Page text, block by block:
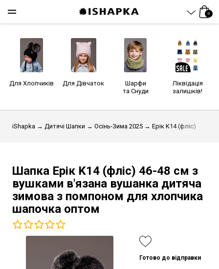
0
Для Хлопчиків Для Дівчаток
Шарфи
та Снуди
Ліквідація
залишків!
iShapka → Дитячі Шапки → Осінь-Зима 2025 → Ерік K14 (фліс)
Шапка Ерік K14 (фліс) 46-48 см з
вушками в'язана вушанка дитяча
зимова з помпоном для хлопчика
шапочка оптом
Готово до відправки